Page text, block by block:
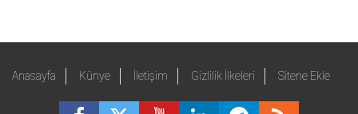
Anasayfa Künye İletişim Gizlilik İlkeleri Sitene Ekle